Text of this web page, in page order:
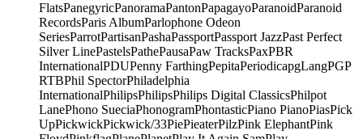
FlatsPanegyricPanoramaPantonPapagayoParanoidParanoid
RecordsParis AlbumParlophone Odeon
SeriesParrotPartisanPashaPassportPassport JazzPast Perfect
Silver LinePastelsPathePausaPaw TracksPaxPBR
InternationalPDUPenny FarthingPepitaPeriodicapgLangPGP
RTBPhil SpectorPhiladelphia
InternationalPhilipsPhilipsPhilips Digital ClassicsPhilpot
LanePhono SueciaPhonogramPhontasticPiano PianoPiasPick
UpPickwickPickwick/33PiePieaterPilzPink ElephantPink